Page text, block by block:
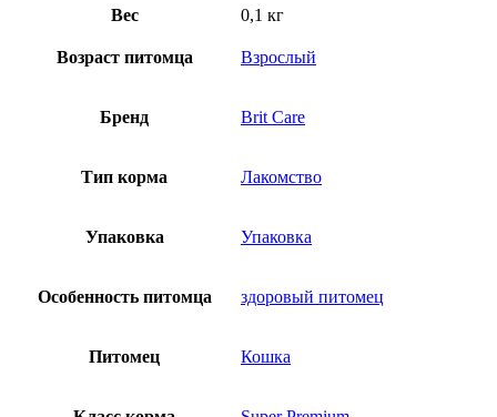
Вес 0,1 кг
Возраст питомца Взрослый
Бренд Brit Care
Тип корма Лакомство
Упаковка Упаковка
Особенность питомца здоровый питомец
Питомец Кошка